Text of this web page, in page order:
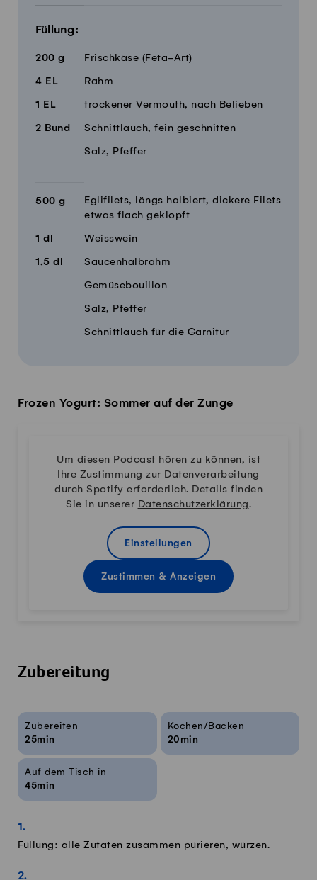
Füllung:
200 g Frischkäse (Feta-Art)
4 EL Rahm
1 EL trockener Vermouth, nach Belieben
2 Bund Schnittlauch, fein geschnitten
Salz, Pfeffer
500 g
Eglifilets, längs halbiert, dickere Filets
etwas flach geklopft
1 dl Weisswein
1,5 dl Saucenhalbrahm
Gemüsebouillon
Salz, Pfeffer
Schnittlauch für die Garnitur
Frozen Yogurt: Sommer auf der Zunge
Um diesen Podcast hören zu können, ist
Ihre Zustimmung zur Datenverarbeitung
durch Spotify erforderlich. Details finden
Sie in unserer Datenschutzerklärung.
Einstellungen
Zustimmen & Anzeigen
Zubereitung
Rezeptinfos
Zubereiten
25min
Kochen/Backen
20min
Auf dem Tisch in
45min
Füllung: alle Zutaten zusammen pürieren, würzen.